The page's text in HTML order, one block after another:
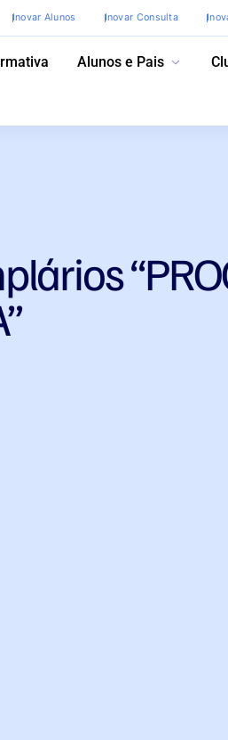
Inovar Alunos Inovar Consulta
Alunos e Pais